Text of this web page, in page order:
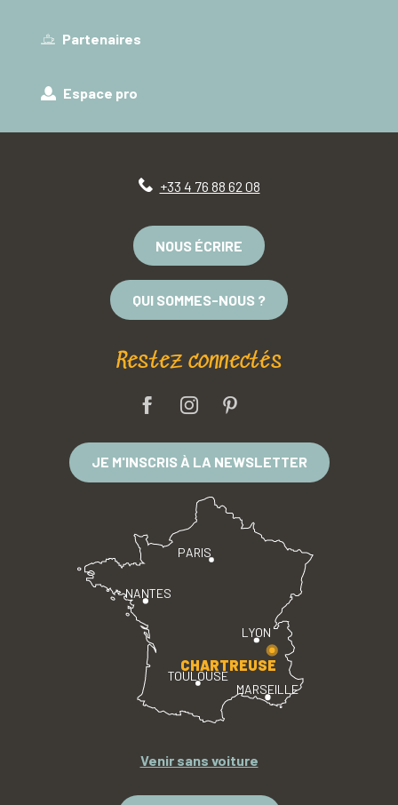
Partenaires
Espace pro
+33 4 76 88 62 08
NOUS ÉCRIRE
QUI SOMMES-NOUS ?
Restez connectés
JE M'INSCRIS À LA NEWSLETTER
PARIS
LYON
TOULOUSE
MARSEILLE
NANTES
CHARTREUSE
Venir sans voiture